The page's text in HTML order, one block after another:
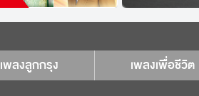
เพลงลูกกรุง เพลงเพื่อชีวิต